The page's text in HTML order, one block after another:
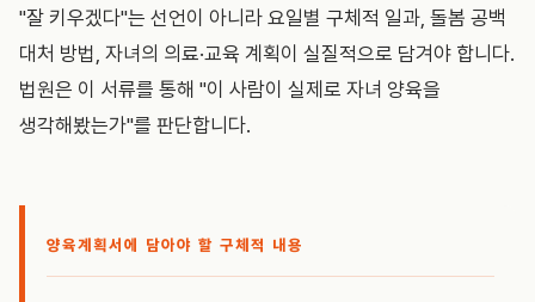
"잘 키우겠다"는 선언이 아니라 요일별 구체적 일과, 돌봄 공백
대처 방법, 자녀의 의료·교육 계획이 실질적으로 담겨야 합니다.
법원은 이 서류를 통해 "이 사람이 실제로 자녀 양육을
생각해봤는가"를 판단합니다.
양육계획서에 담아야 할 구체적 내용